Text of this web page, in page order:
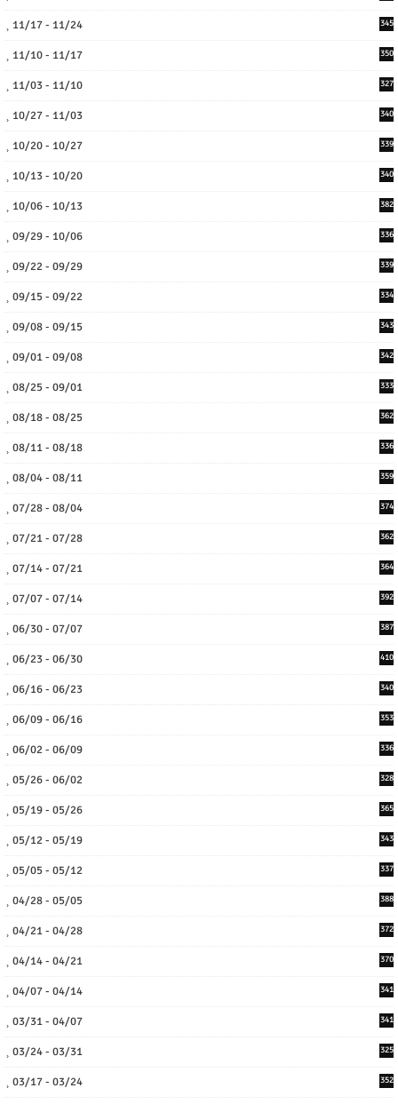
11/17 - 11/24 345
11/10 - 11/17 350
11/03 - 11/10 327
10/27 - 11/03 340
10/20 - 10/27 339
10/13 - 10/20 340
10/06 - 10/13 382
09/29 - 10/06 336
09/22 - 09/29 339
09/15 - 09/22 334
09/08 - 09/15 343
09/01 - 09/08 342
08/25 - 09/01 333
08/18 - 08/25 362
08/11 - 08/18 336
08/04 - 08/11 359
07/28 - 08/04 374
07/21 - 07/28 362
07/14 - 07/21 364
07/07 - 07/14 392
06/30 - 07/07 387
06/23 - 06/30 410
06/16 - 06/23 340
06/09 - 06/16 353
06/02 - 06/09 336
05/26 - 06/02 328
05/19 - 05/26 365
05/12 - 05/19 343
05/05 - 05/12 337
04/28 - 05/05 388
04/21 - 04/28 372
04/14 - 04/21 370
04/07 - 04/14 341
03/31 - 04/07 341
03/24 - 03/31 325
03/17 - 03/24 352